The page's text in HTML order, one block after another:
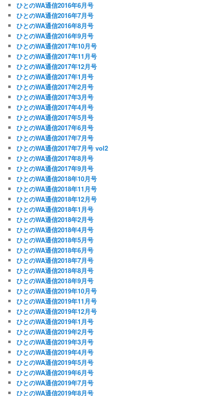
ひとのWA通信2016年6月号
ひとのWA通信2016年7月号
ひとのWA通信2016年8月号
ひとのWA通信2016年9月号
ひとのWA通信2017年10月号
ひとのWA通信2017年11月号
ひとのWA通信2017年12月号
ひとのWA通信2017年1月号
ひとのWA通信2017年2月号
ひとのWA通信2017年3月号
ひとのWA通信2017年4月号
ひとのWA通信2017年5月号
ひとのWA通信2017年6月号
ひとのWA通信2017年7月号
ひとのWA通信2017年7月号 vol2
ひとのWA通信2017年8月号
ひとのWA通信2017年9月号
ひとのWA通信2018年10月号
ひとのWA通信2018年11月号
ひとのWA通信2018年12月号
ひとのWA通信2018年1月号
ひとのWA通信2018年2月号
ひとのWA通信2018年4月号
ひとのWA通信2018年5月号
ひとのWA通信2018年6月号
ひとのWA通信2018年7月号
ひとのWA通信2018年8月号
ひとのWA通信2018年9月号
ひとのWA通信2019年10月号
ひとのWA通信2019年11月号
ひとのWA通信2019年12月号
ひとのWA通信2019年1月号
ひとのWA通信2019年2月号
ひとのWA通信2019年3月号
ひとのWA通信2019年4月号
ひとのWA通信2019年5月号
ひとのWA通信2019年6月号
ひとのWA通信2019年7月号
ひとのWA通信2019年8月号